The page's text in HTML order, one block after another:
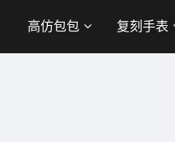
高仿包包 复刻手表